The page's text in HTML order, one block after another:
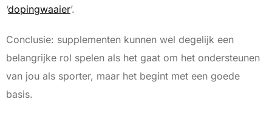
‘dopingwaaier’.
Conclusie: supplementen kunnen wel degelijk een
belangrijke rol spelen als het gaat om het ondersteunen
van jou als sporter, maar het begint met een goede
basis.